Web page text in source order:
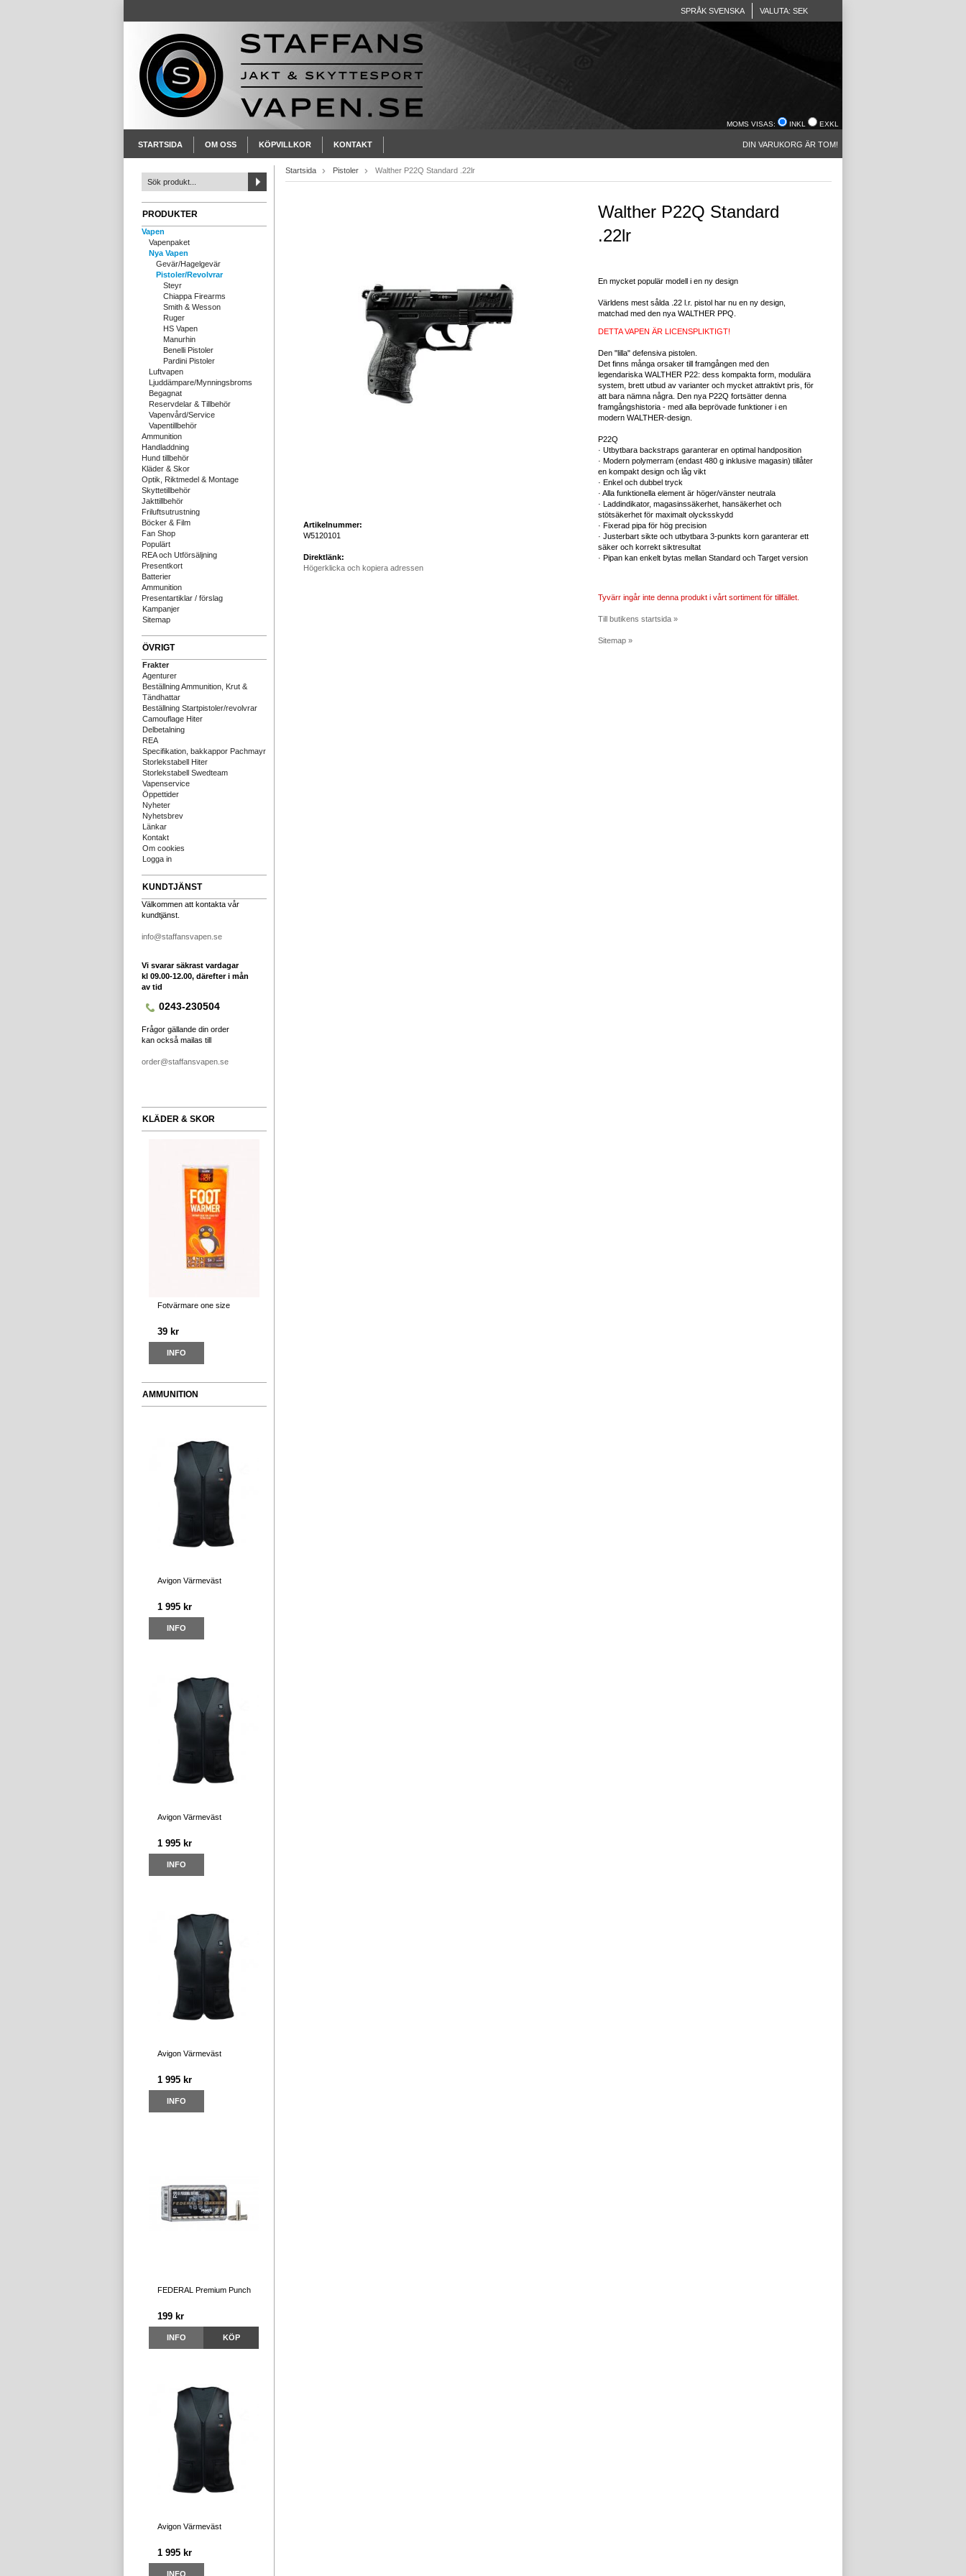
SPRÅK SVENSKA VALUTA: SEK
MOMS VISAS: INKL EXKL
STARTSIDA OM OSS KÖPVILLKOR KONTAKT DIN VARUKORG ÄR TOM!
PRODUKTER
Vapen
Vapenpaket
Nya Vapen
Gevär/Hagelgevär
Pistoler/Revolvrar
Steyr
Chiappa Firearms
Smith & Wesson
Ruger
HS Vapen
Manurhin
Benelli Pistoler
Pardini Pistoler
Luftvapen
Ljuddämpare/Mynningsbroms
Begagnat
Reservdelar & Tillbehör
Vapenvård/Service
Vapentillbehör
Ammunition
Handladdning
Hund tillbehör
Kläder & Skor
Optik, Riktmedel & Montage
Skyttetillbehör
Jakttillbehör
Friluftsutrustning
Böcker & Film
Fan Shop
Populärt
REA och Utförsäljning
Presentkort
Batterier
Ammunition
Presentartiklar / förslag
Kampanjer
Sitemap
ÖVRIGT
Frakter
Agenturer
Beställning Ammunition, Krut &
Tändhattar
Beställning Startpistoler/revolvrar
Camouflage Hiter
Delbetalning
REA
Specifikation, bakkappor Pachmayr
Storlekstabell Hiter
Storlekstabell Swedteam
Vapenservice
Öppettider
Nyheter
Nyhetsbrev
Länkar
Kontakt
Om cookies
Logga in
KUNDTJÄNST
Välkommen att kontakta vår
kundtjänst.
info@staffansvapen.se
Vi svarar säkrast vardagar
kl 09.00-12.00, därefter i mån
av tid
0243-230504
Frågor gällande din order
kan också mailas till
order@staffansvapen.se
KLÄDER & SKOR
Fotvärmare one size
39 kr
INFO
AMMUNITION
Avigon Värmeväst
1 995 kr
INFO
Avigon Värmeväst
1 995 kr
INFO
Avigon Värmeväst
1 995 kr
INFO
FEDERAL Premium Punch
199 kr
INFO KÖP
Avigon Värmeväst
1 995 kr
INFO
Startsida Pistoler Walther P22Q Standard .22lr
Artikelnummer:
W5120101
Direktlänk:
Högerklicka och kopiera adressen
Walther P22Q Standard
.22lr
En mycket populär modell i en ny design
Världens mest sålda .22 l.r. pistol har nu en ny design,
matchad med den nya WALTHER PPQ.
DETTA VAPEN ÄR LICENSPLIKTIGT!
Den "lilla" defensiva pistolen.
Det finns många orsaker till framgången med den
legendariska WALTHER P22: dess kompakta form, modulära
system, brett utbud av varianter och mycket attraktivt pris, för
att bara nämna några. Den nya P22Q fortsätter denna
framgångshistoria - med alla beprövade funktioner i en
modern WALTHER-design.
P22Q
· Utbytbara backstraps garanterar en optimal handposition
· Modern polymerram (endast 480 g inklusive magasin) tillåter
en kompakt design och låg vikt
· Enkel och dubbel tryck
· Alla funktionella element är höger/vänster neutrala
· Laddindikator, magasinssäkerhet, hansäkerhet och
stötsäkerhet för maximalt olycksskydd
· Fixerad pipa för hög precision
· Justerbart sikte och utbytbara 3-punkts korn garanterar ett
säker och korrekt siktresultat
· Pipan kan enkelt bytas mellan Standard och Target version
Tyvärr ingår inte denna produkt i vårt sortiment för tillfället.
Till butikens startsida »
Sitemap »